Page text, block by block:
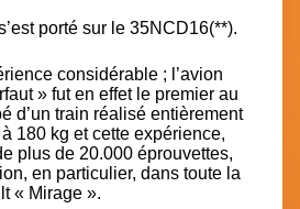
porté sur le 35NCD16(**).
considérable ; l’avion
» fut en effet le premier au
d’un train réalisé entièrement
180 kg et cette expérience,
plus de 20.000 éprouvettes,
en particulier, dans toute la
« Mirage ».